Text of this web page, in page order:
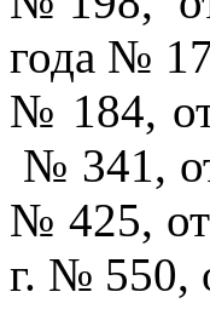
года №
№ 184,
№ 341,
№ 425, от
г. № 550,